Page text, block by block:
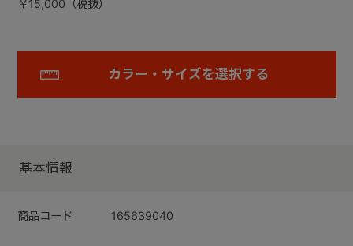
￥15,000（税抜）
カラー・サイズを選択する
基本情報
商品コード 165639040